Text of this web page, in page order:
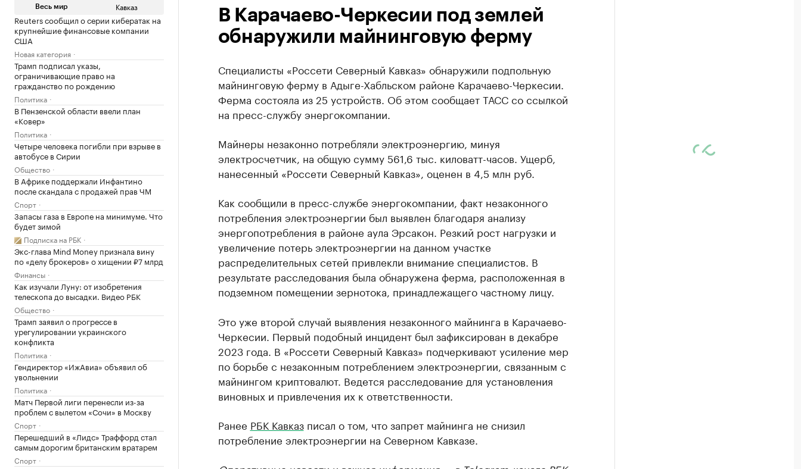
Весь мир Кавказ
Reuters сообщил о серии кибератак на
крупнейшие финансовые компании
США
Новая категория
Трамп подписал указы,
ограничивающие право на
гражданство по рождению
Политика
В Пензенской области ввели план
«Ковер»
Политика
Четыре человека погибли при взрыве в
автобусе в Сирии
Общество
В Африке поддержали Инфантино
после скандала с продажей прав ЧМ
Спорт
Запасы газа в Европе на минимуме. Что
будет зимой
Подписка на РБК
Экс-глава Mind Money признала вину
по «делу брокеров» о хищении ₽7 млрд
Финансы
Как изучали Луну: от изобретения
телескопа до высадки. Видео РБК
Общество
Трамп заявил о прогрессе в
урегулировании украинского
конфликта
Политика
Гендиректор «ИжАвиа» объявил об
увольнении
Политика
Матч Первой лиги перенесли из-за
проблем с вылетом «Сочи» в Москву
Спорт
Перешедший в «Лидс» Траффорд стал
самым дорогим британским вратарем
Спорт
В Карачаево-Черкесии под землей
обнаружили майнинговую ферму
Специалисты «Россети Северный Кавказ» обнаружили подпольную
майнинговую ферму в Адыге-Хабльском районе Карачаево-Черкесии.
Ферма состояла из 25 устройств. Об этом сообщает ТАСС со ссылкой
на пресс-службу энергокомпании.
Майнеры незаконно потребляли электроэнергию, минуя
электросчетчик, на общую сумму 561,6 тыс. киловатт-часов. Ущерб,
нанесенный «Россети Северный Кавказ», оценен в 4,5 млн руб.
Как сообщили в пресс-службе энергокомпании, факт незаконного
потребления электроэнергии был выявлен благодаря анализу
энергопотребления в районе аула Эрсакон. Резкий рост нагрузки и
увеличение потерь электроэнергии на данном участке
распределительных сетей привлекли внимание специалистов. В
результате расследования была обнаружена ферма, расположенная в
подземном помещении зернотока, принадлежащего частному лицу.
Это уже второй случай выявления незаконного майнинга в Карачаево-
Черкесии. Первый подобный инцидент был зафиксирован в декабре
2023 года. В «Россети Северный Кавказ» подчеркивают усиление мер
по борьбе с незаконным потреблением электроэнергии, связанным с
майнингом криптовалют. Ведется расследование для установления
виновных и привлечения их к ответственности.
Ранее РБК Кавказписал о том, что запрет майнинга не снизил
потребление электроэнергии на Северном Кавказе.